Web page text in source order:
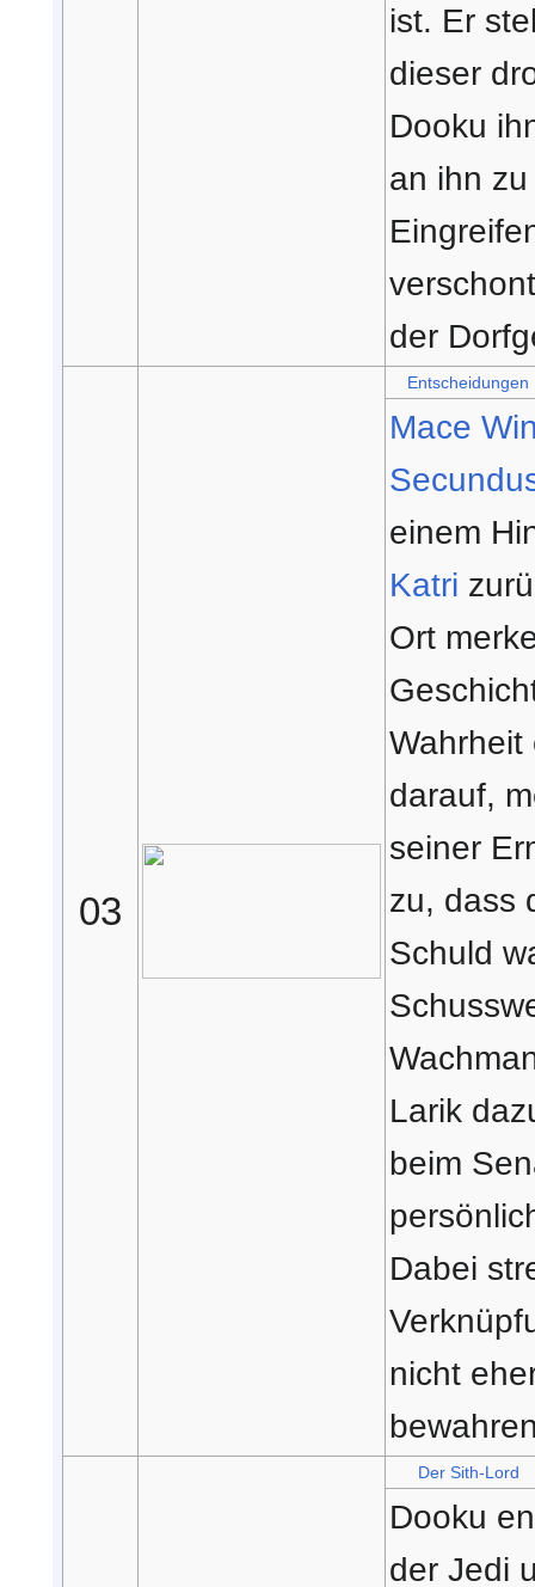
ist. Er
dieser
Dooku
an ihn
der
03
Entscheidungen
Mace
einem
Katri
Ort
Wahrheit
darauf,
seiner
zu, dass
Schuld
Larik
beim
Dabei
nicht
Der Sith-Lord
Dooku
der Jedi